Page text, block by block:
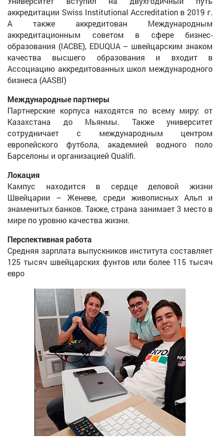
аккредитации Swiss Institutional Accreditation в 2019 г.
А также аккредитован Международным
аккредитационным советом в сфере бизнес-
образования (IACBE), EDUQUA – швейцарским знаком
качества высшего образования и входит в
Ассоциацию аккредитованных школ международного
бизнеса (AASBI)
Международные партнеры
Партнерские корпуса находятся по всему миру: от
Казахстана до Мьянмы. Также университет
сотрудничает с международным центром
европейского футбола, академией водного поло
Барселоны и организацией Qualifi.
Локация
Кампус находится в сердце деловой жизни
Швейцарии – Женеве, среди живописных Альп и
знаменитых банков. Также, страна занимает 3 место в
мире по уровню качества жизни.
Перспективная работа
Средняя зарплата выпускников института составляет
125 тысяч швейцарских фунтов или более 115 тысяч
евро